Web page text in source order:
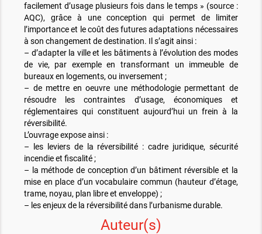
facilement d’usage plusieurs fois dans le temps » (source :
AQC), grâce à une conception qui permet de limiter
l’importance et le coût des futures adaptations nécessaires
à son changement de destination. Il s’agit ainsi :
– d’adapter la ville et les bâtiments à l’évolution des modes
de vie, par exemple en transformant un immeuble de
bureaux en logements, ou inversement ;
– de mettre en oeuvre une méthodologie permettant de
résoudre les contraintes d’usage, économiques et
réglementaires qui constituent aujourd’hui un frein à la
réversibilité.
L’ouvrage expose ainsi :
– les leviers de la réversibilité : cadre juridique, sécurité
incendie et fiscalité ;
– la méthode de conception d’un bâtiment réversible et la
mise en place d’un vocabulaire commun (hauteur d’étage,
trame, noyau, plan libre et enveloppe) ;
– les enjeux de la réversibilité dans l’urbanisme durable.
Auteur(s)